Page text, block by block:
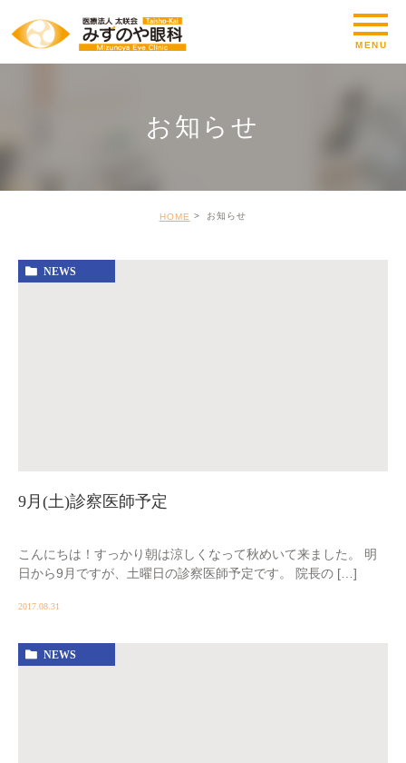
お知らせ
HOME お知らせ
NEWS
9月(土)診察医師予定
こんにちは！すっかり朝は涼しくなって秋めいて来ました。 明
日から9月ですが、土曜日の診察医師予定です。 院長の […]
2017.08.31
NEWS